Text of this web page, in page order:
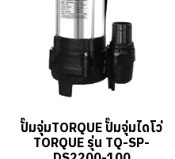
ปั๊มจุ่มTORQUE ปั๊มจุ่มไดโว่
TORQUE รุ่น TQ-SP-